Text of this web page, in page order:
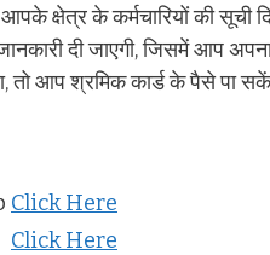
क्षेत्र के कर्मचारियों की सूची
दी जाएगी, जिसमें आप
तो आप श्रमिक कार्ड के पैसे पा
Click Here
Click Here